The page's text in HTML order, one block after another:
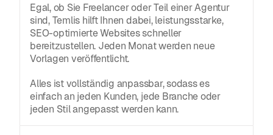
Egal, ob Sie Freelancer oder Teil einer Agentur
sind, Temlis hilft Ihnen dabei, leistungsstarke,
SEO-optimierte Websites schneller
bereitzustellen. Jeden Monat werden neue
Vorlagen veröffentlicht.
Alles ist vollständig anpassbar, sodass es
einfach an jeden Kunden, jede Branche oder
jeden Stil angepasst werden kann.